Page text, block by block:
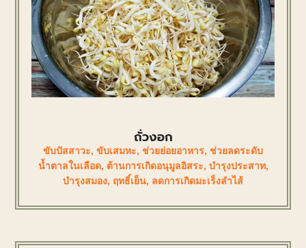
ถั่วงอก
ขับปัสสาวะ, ขับเสมหะ, ช่วยย่อยอาหาร, ช่วยลดระดับ
น้ำตาลในเลือด, ต้านการเกิดอนุมูลอิสระ, บำรุงประสาท,
บำรุงสมอง, ฤทธิ์เย็น, ลดการเกิดมะเร็งลำไส้